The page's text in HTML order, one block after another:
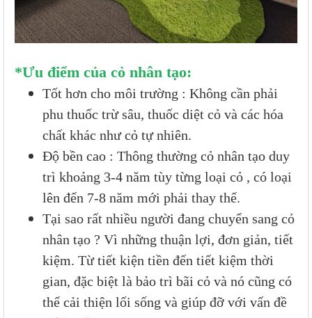
*Ưu điểm của cỏ nhân tạo:
Tốt hơn cho môi trường : Không cần phải
phu thuốc trừ sâu, thuốc diệt cỏ và các hóa
chất khác như cỏ tự nhiên.
Độ bền cao : Thông thường cỏ nhân tạo duy
trì khoảng 3-4 năm tùy từng loại cỏ , có loại
lên đến 7-8 năm mới phải thay thế.
Tại sao rất nhiều người đang chuyển sang cỏ
nhân tạo ? Vì những thuận lợi, đơn giản, tiết
kiệm. Từ tiết kiện tiền đến tiết kiệm thời
gian, đặc biệt là bảo trì bãi cỏ và nó cũng có
thể cải thiện lối sống và giúp đỡ với vấn đề